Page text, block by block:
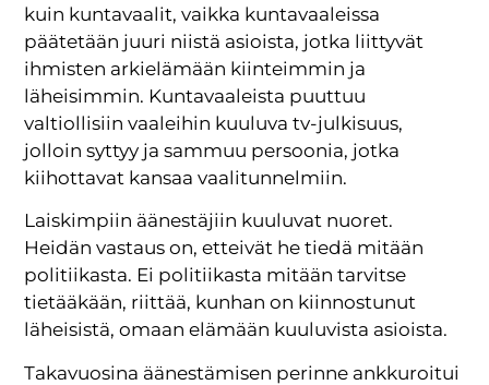
kuin kuntavaalit, vaikka kuntavaaleissa
päätetään juuri niistä asioista, jotka liittyvät
ihmisten arkielämään kiinteimmin ja
läheisimmin. Kuntavaaleista puuttuu
valtiollisiin vaaleihin kuuluva tv-julkisuus,
jolloin syttyy ja sammuu persoonia, jotka
kiihottavat kansaa vaalitunnelmiin.
Laiskimpiin äänestäjiin kuuluvat nuoret.
Heidän vastaus on, etteivät he tiedä mitään
politiikasta. Ei politiikasta mitään tarvitse
tietääkään, riittää, kunhan on kiinnostunut
läheisistä, omaan elämään kuuluvista asioista.
Takavuosina äänestämisen perinne ankkuroitui